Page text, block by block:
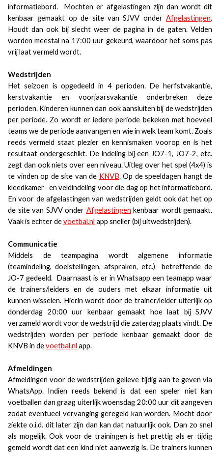
informatiebord. Mochten er afgelastingen zijn dan wordt dit
kenbaar gemaakt op de site van SJVV onder Afgelastingen.
Houdt dan ook bij slecht weer de pagina in de gaten. Velden
worden meestal na 17:00 uur gekeurd, waardoor het soms pas
vrij laat vermeld wordt.
Wedstrijden
Het seizoen is opgedeeld in 4 perioden. De herfstvakantie,
kerstvakantie en voorjaarsvakantie onderbreken deze
perioden. Kinderen kunnen dan ook aansluiten bij de wedstrijden
per periode. Zo wordt er iedere periode bekeken met hoeveel
teams we de periode aanvangen en wie in welk team komt. Zoals
reeds vermeld staat plezier en kennismaken voorop en is het
resultaat ondergeschikt. De indeling bij een JO7-1, JO7-2, etc.
zegt dan ook niets over een niveau. Uitleg over het spel (4x4) is
te vinden op de site van de KNVB. Op de speeldagen hangt de
kleedkamer- en veldindeling voor die dag op het informatiebord.
En voor de afgelastingen van wedstrijden geldt ook dat het op
de site van SJVV onder Afgelastingen kenbaar wordt gemaakt.
Vaak is echter devoetbal.nl app sneller (bij uitwedstrijden).
Communicatie
Middels de teampagina wordt algemene informatie
(teamindeling, doelstellingen, afspraken, etc.) betreffende de
JO-7 gedeeld. Daarnaast is er in Whatsapp een teamapp waar
de trainers/leiders en de ouders met elkaar informatie uit
kunnen wisselen. Hierin wordt door de trainer/leider uiterlijk op
donderdag 20:00 uur kenbaar gemaakt hoe laat bij SJVV
verzameld wordt voor de wedstrijd die zaterdag plaats vindt. De
wedstrijden worden per periode kenbaar gemaakt door de
KNVB in devoetbal.nl app.
Afmeldingen
Afmeldingen voor de wedstrijden gelieve tijdig aan te geven via
WhatsApp. Indien reeds bekend is dat een speler niet kan
voetballen dan graag uiterlijk woensdag 20:00 uur dit aangeven
zodat eventueel vervanging geregeld kan worden. Mocht door
ziekte o.i.d. dit later zijn dan kan dat natuurlijk ook. Dan zo snel
als mogelijk. Ook voor de trainingen is het prettig als er tijdig
gemeld wordt dat een kind niet aanwezig is. De trainers kunnen